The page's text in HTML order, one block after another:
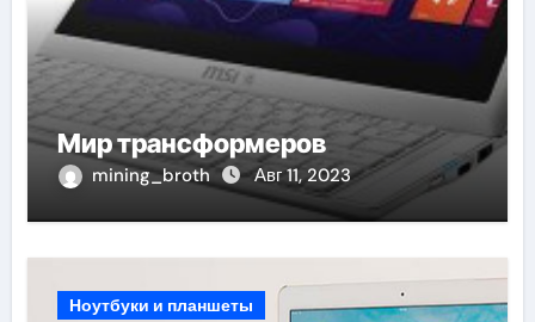
Мир трансформеров
mining_broth Авг 11, 2023
Ноутбуки и планшеты